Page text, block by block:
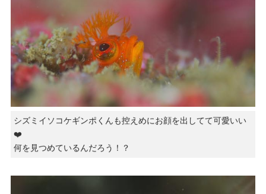
シズミイソコケギンポくんも控えめにお顔を出してて可愛いい
❤️
何を見つめているんだろう！？